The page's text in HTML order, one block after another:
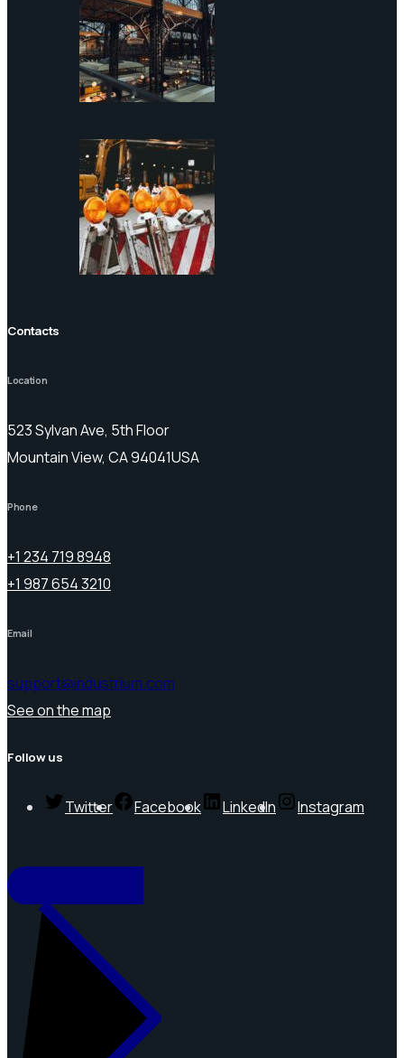
Contacts
Location
523 Sylvan Ave, 5th Floor
Mountain View, CA 94041USA
Phone
+1 234 719 8948
+1 987 654 3210
Email
support@industrium.com
See on the map
Follow us
Twitter Facebook LinkedIn Instagram